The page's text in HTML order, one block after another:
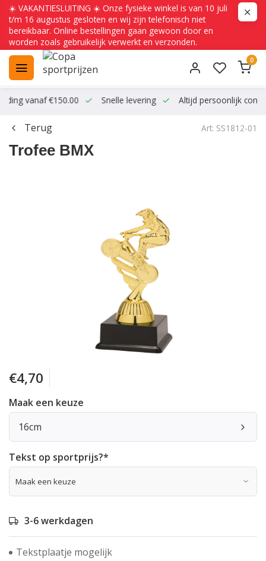
☀️ VAKANTIESLUITING ☀️ Onze fysieke winkel is van 10 juli
t/m 16 augustus gesloten en wij zijn telefonisch niet
bereikbaar. Online bestellingen gaan gewoon door en
worden zoals gebruikelijk verwerkt en verzonden.
0
vanaf €150.00 Snelle levering Altijd persoonlijk
Terug Art: SS1812-01
Trofee BMX
€4,70
Maak een keuze
16cm
Tekst op sportprijs?*
3-6 werkdagen
Tekstplaatje mogelijk